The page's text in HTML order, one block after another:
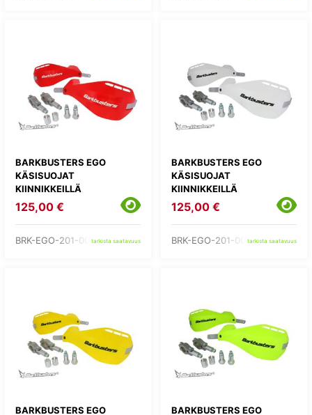
BARKBUSTERS EGO
KÄSISUOJAT
KIINNIKKEILLÄ
125,00 €
BRK-EGO-201-00-RDtarkista saatavuus
BARKBUSTERS EGO
KÄSISUOJAT
KIINNIKKEILLÄ
125,00 €
BRK-EGO-201-00-WHtarkista saatavuus
BARKBUSTERS EGO
BARKBUSTERS EGO